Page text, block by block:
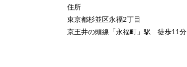
住所
東京都杉並区永福2丁目
京王井の頭線「永福町」駅 徒歩11分